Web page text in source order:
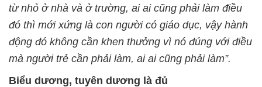
từ nhỏ ở nhà và ở trường, ai ai cũng phải làm điều
đó thì mới xứng là con người có giáo dục, vậy hành
động đó không cần khen thưởng vì nó đúng với điều
mà người trẻ cần phải làm, ai ai cũng phải làm”.
Biểu dương, tuyên dương là đủ